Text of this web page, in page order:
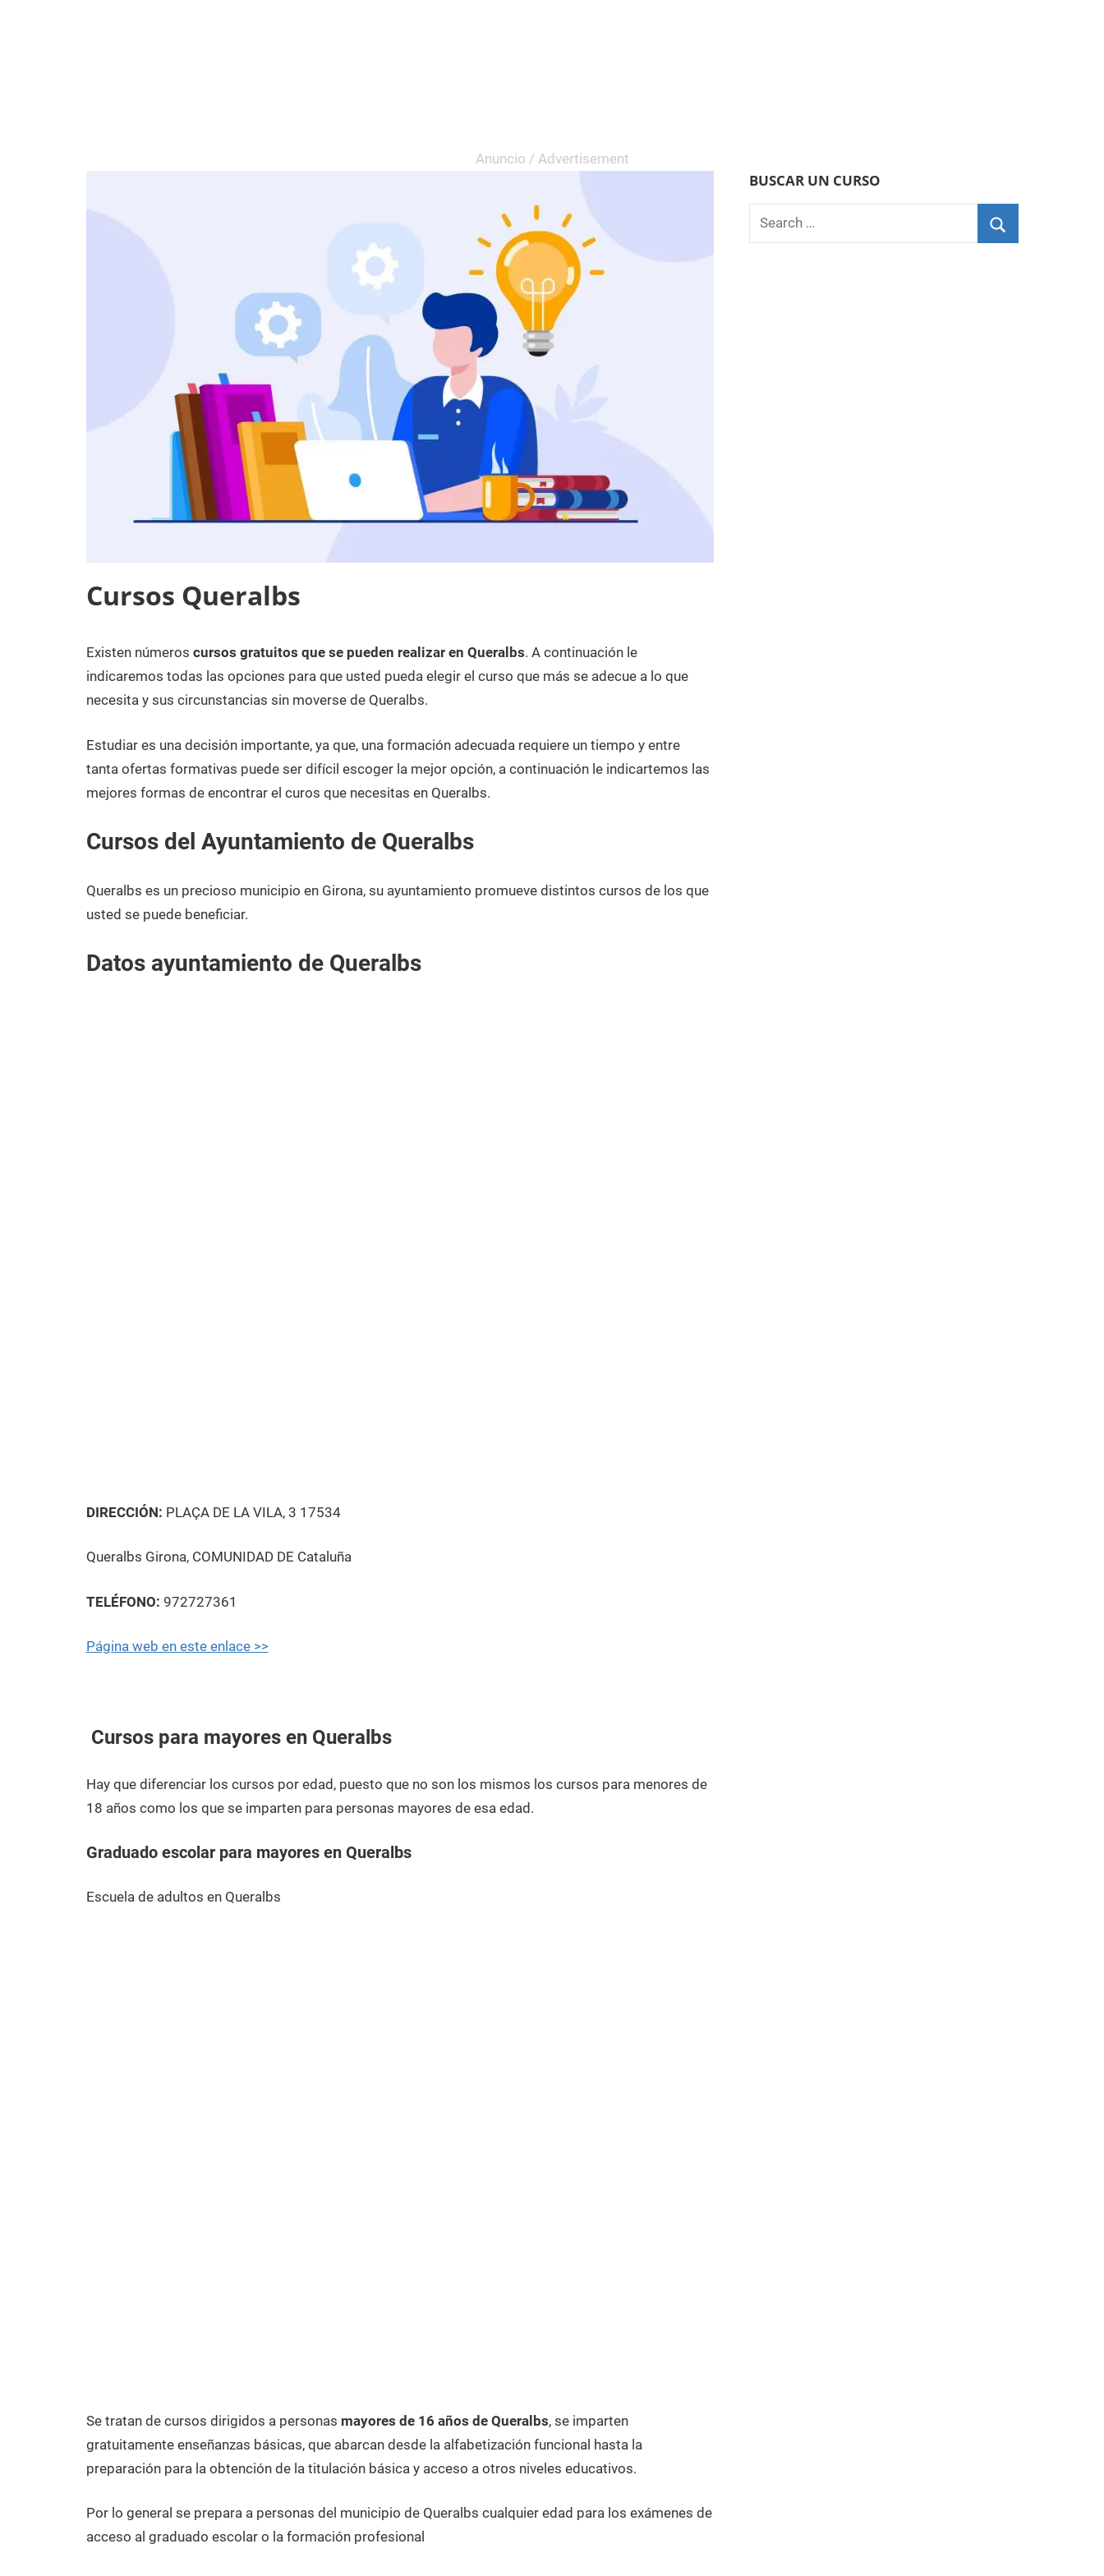
Cursos Queralbs
17
de
diciembre
2020
Maria
Cursos
en
Girona
Existen números cursos gratuitos que se pueden realizar en Queralbs. A continuación le
indicaremos todas las opciones para que usted pueda elegir el curso que más se adecue a lo que
necesita y sus circunstancias sin moverse de Queralbs.
Estudiar es una decisión importante, ya que, una formación adecuada requiere un tiempo y entre
tanta ofertas formativas puede ser difícil escoger la mejor opción, a continuación le indicartemos las
mejores formas de encontrar el curos que necesitas en Queralbs.
Cursos del Ayuntamiento de Queralbs
Queralbs es un precioso municipio en Girona, su ayuntamiento promueve distintos cursos de los que
usted se puede beneficiar.
Datos ayuntamiento de Queralbs
DIRECCIÓN: PLAÇA DE LA VILA, 3 17534
Queralbs Girona, COMUNIDAD DE Cataluña
TELÉFONO: 972727361
Página web en este enlace >>
Cursos para mayores en Queralbs
Hay que diferenciar los cursos por edad, puesto que no son los mismos los cursos para menores de
18 años como los que se imparten para personas mayores de esa edad.
Graduado escolar para mayores en Queralbs
Escuela de adultos en Queralbs
Se tratan de cursos dirigidos a personas mayores de 16 años de Queralbs, se imparten
gratuitamente enseñanzas básicas, que abarcan desde la alfabetización funcional hasta la
preparación para la obtención de la titulación básica y acceso a otros niveles educativos.
Por lo general se prepara a personas del municipio de Queralbs cualquier edad para los exámenes de
acceso al graduado escolar o la formación profesional
BUSCAR UN CURSO
Search